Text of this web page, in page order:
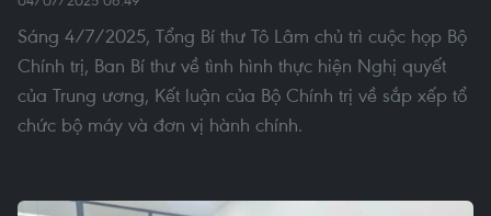
Sáng 4/7/2025, Tổng Bí thư Tô Lâm chủ trì cuộc họp Bộ
Chính trị, Ban Bí thư về tình hình thực hiện Nghị quyết
của Trung ương, Kết luận của Bộ Chính trị về sắp xếp tổ
chức bộ máy và đơn vị hành chính.